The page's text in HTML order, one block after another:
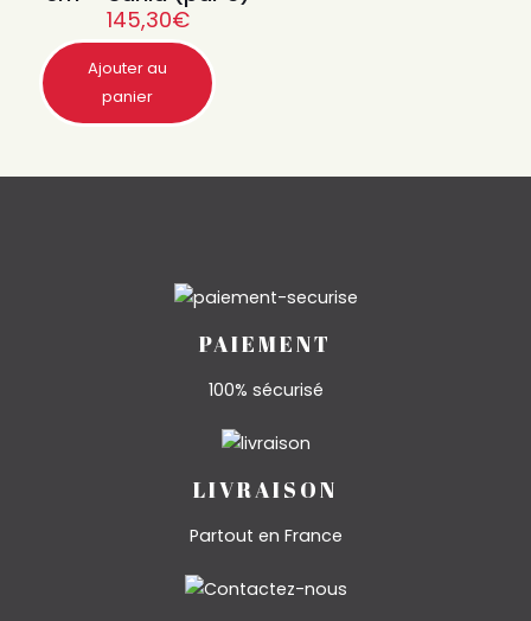
145,30€
Ajouter au
panier
PAIEMENT
100% sécurisé
LIVRAISON
Partout en France